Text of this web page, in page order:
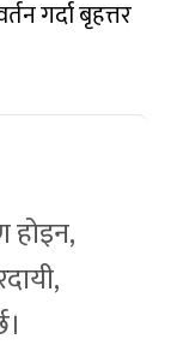
गर्दा बृहत्तर
होइन,